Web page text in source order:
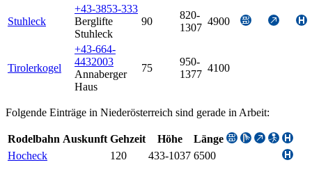
Stuhleck
+43-3853-333
Berglifte
Stuhleck
90
820-
1307
4900
Tirolerkogel
+43-664-
4432003
Annaberger
Haus
75
950-
1377
4100
Folgende Einträge in Niederösterreich sind gerade in Arbeit:
Rodelbahn Auskunft Gehzeit Höhe
Länge
Hocheck
120 433-1037 6500